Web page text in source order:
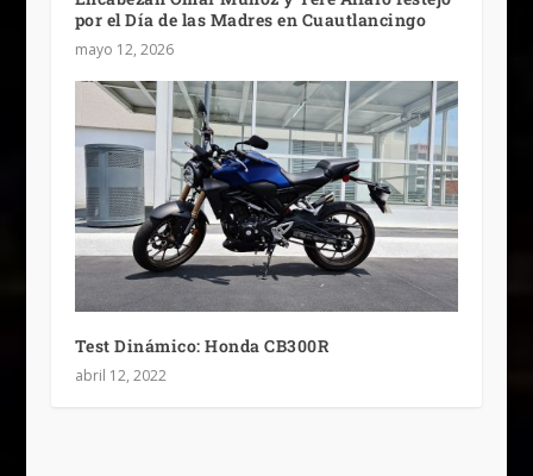
por el Día de las Madres en Cuautlancingo
mayo 12, 2026
Test Dinámico: Honda CB300R
abril 12, 2022